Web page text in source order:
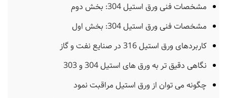
مشخصات فنی ورق استیل 304: بخش دوم
مشخصات فنی ورق استیل 304: بخش اول
کاربردهای ورق استیل 316 در صنایع نفت و گاز
نگاهی دقیق تر به ورق های استیل 304 و 303
چگونه می توان از ورق استیل مراقبت نمود